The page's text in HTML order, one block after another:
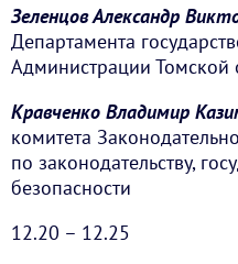
Зеленцов Александр
Департамента
Администрации Томской
Кравченко Владимир
комитета
по законодательству,
безопасности
12.20 – 12.25